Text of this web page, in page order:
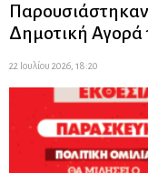
Δημοτική Αγορά
22 Ιουλίου 2026, 18:20